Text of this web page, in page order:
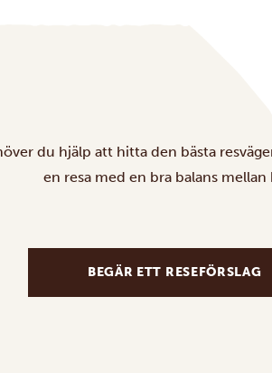
du hjälp att hitta den bästa
en resa med en bra balans
BEGÄR ETT RESEFÖRSLAG